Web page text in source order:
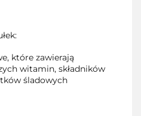
które zawierają
witamin, składników
śladowych